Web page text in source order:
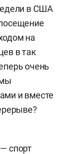
в США
на
в так
очень
и вместе
спорт